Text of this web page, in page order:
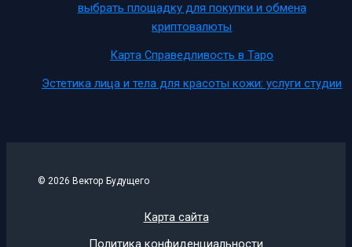
выбрать площадку для покупки и обмена
криптовалюты
Карта Справедливость в Таро
Эстетика лица и тела для красоты кожи: услуги студии
© 2026 Вектор Будущего
Карта сайта
Политика конфиденциальности